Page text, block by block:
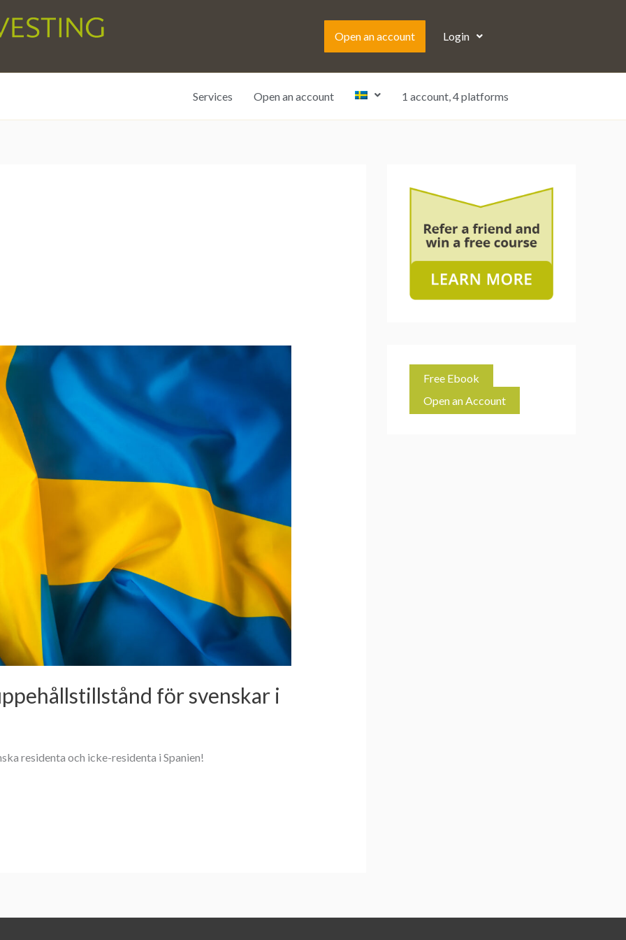
Open an account Login
Services Open an account 1 account, 4 platforms
för svenskar i
residenta och icke-residenta i Spanien!
Free Ebook
Open an Account